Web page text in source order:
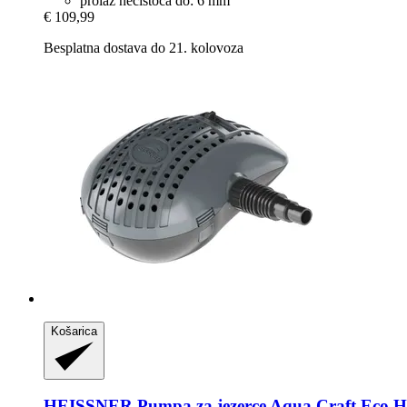
€ 109,99
Besplatna dostava do 21. kolovoza
Košarica